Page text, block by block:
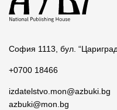
София 1113, бул.
+0700 18466
izdatelstvo.mon@azbuki.bg
azbuki@mon.bg